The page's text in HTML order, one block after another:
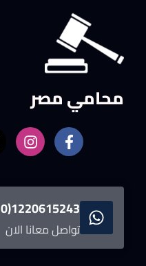
محامي مصر
1220615243(20+)
تواصل معانا الان